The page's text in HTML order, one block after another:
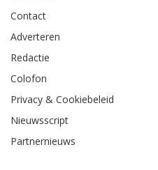
Contact
Adverteren
Redactie
Colofon
Privacy & Cookiebeleid
Nieuwsscript
Partnernieuws